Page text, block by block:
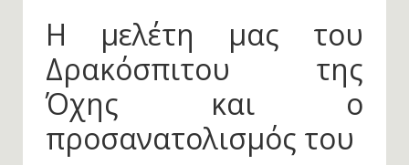
Η μελέτη μας του
Δρακόσπιτου της
Όχης και ο
προσανατολισμός του